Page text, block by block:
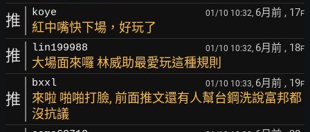
推 koye 01/10 10:32, 6月前 , 17F
紅中嘴快下場，好玩了
推 lin199988 01/10 10:32, 6月前 , 18F
大場面來囉 林威助最愛玩這種規則
推
bxxl 01/10 10:33, 6月前 , 19F
來啦 啪啪打臉, 前面推文還有人幫台鋼洗說富邦都
沒抗議